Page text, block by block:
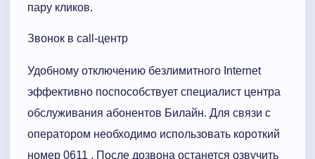
пару кликов.
Звонок в call-центр
Удобному отключению безлимитного Internet
эффективно поспособствует специалист центра
обслуживания абонентов Билайн. Для связи с
оператором необходимо использовать короткий
номер 0611 . После дозвона останется озвучить